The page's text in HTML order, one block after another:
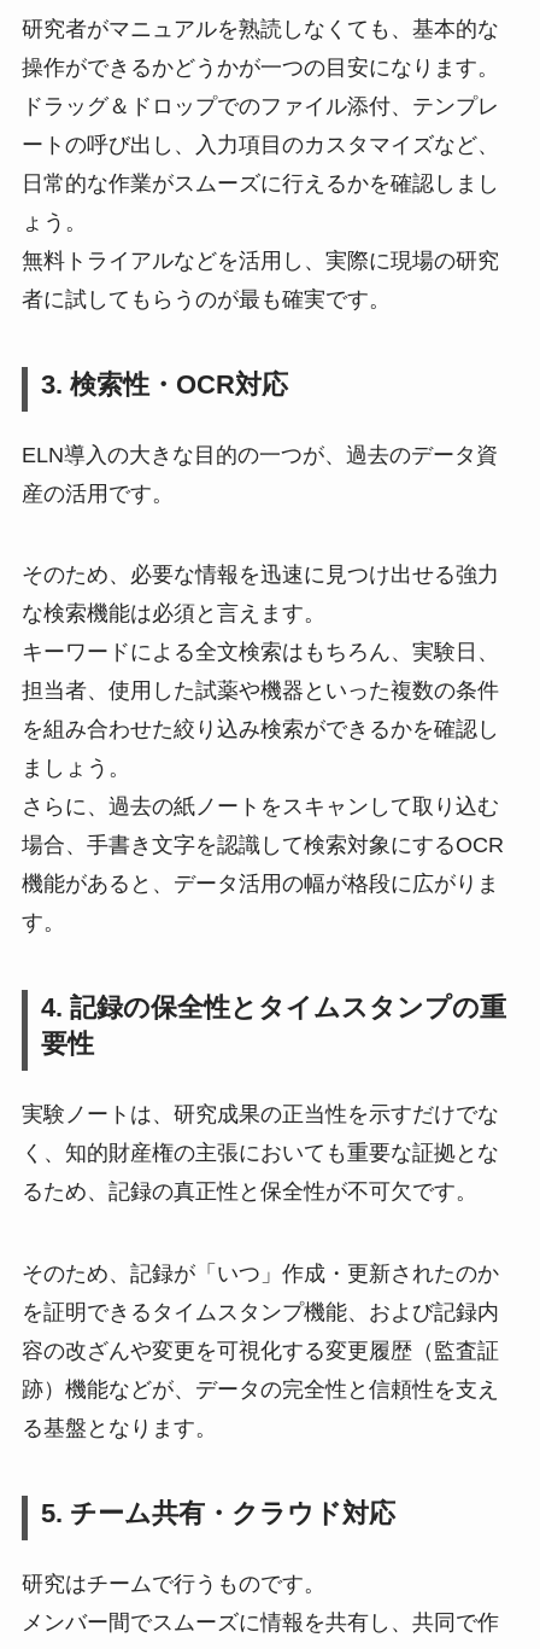
研究者がマニュアルを熟読しなくても、基本的な
操作ができるかどうかが一つの目安になります。
ドラッグ＆ドロップでのファイル添付、テンプレ
ートの呼び出し、入力項目のカスタマイズなど、
日常的な作業がスムーズに行えるかを確認しまし
ょう。
無料トライアルなどを活用し、実際に現場の研究
者に試してもらうのが最も確実です。
3. 検索性・OCR対応
ELN導入の大きな目的の一つが、過去のデータ資
産の活用です。
そのため、必要な情報を迅速に見つけ出せる強力
な検索機能は必須と言えます。
キーワードによる全文検索はもちろん、実験日、
担当者、使用した試薬や機器といった複数の条件
を組み合わせた絞り込み検索ができるかを確認し
ましょう。
さらに、過去の紙ノートをスキャンして取り込む
場合、手書き文字を認識して検索対象にするOCR
機能があると、データ活用の幅が格段に広がりま
す。
4. 記録の保全性とタイムスタンプの重
要性
実験ノートは、研究成果の正当性を示すだけでな
く、知的財産権の主張においても重要な証拠とな
るため、記録の真正性と保全性が不可欠です。
そのため、記録が「いつ」作成・更新されたのか
を証明できるタイムスタンプ機能、および記録内
容の改ざんや変更を可視化する変更履歴（監査証
跡）機能などが、データの完全性と信頼性を支え
る基盤となります。
5. チーム共有・クラウド対応
研究はチームで行うものです。
メンバー間でスムーズに情報を共有し、共同で作